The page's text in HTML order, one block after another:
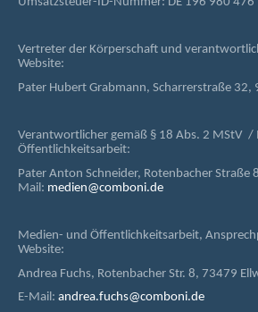
Vertreter der Körperschaft und
Website:
Pater Hubert Grabmann, Scharrerstraße
Verantwortlicher gemäß § 18 Abs. 2 MStV /
Öffentlichkeitsarbeit:
Pater Anton Schneider, Rotenbacher Straße
Mail: medien@comboni.de
Medien- und Öffentlichkeitsarbeit,
Website:
Andrea Fuchs, Rotenbacher Str. 8, 73479
E-Mail: andrea.fuchs@comboni.de